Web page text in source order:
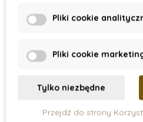
On Stock at
Nienhuis - Potęga
sześcianu
3 256 zł
Dodaj do koszyka
Pliki cookie
Pliki cookie
Tylko niezbędne
Przejdź do strony